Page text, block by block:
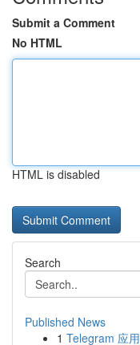
Submit a Comment
No HTML
HTML is disabled
Search
Published News
1 Telegram 应